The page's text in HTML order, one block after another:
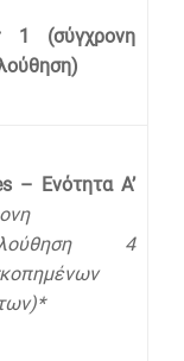
1 (σύγχρονη
– Ενότητα Α’
4